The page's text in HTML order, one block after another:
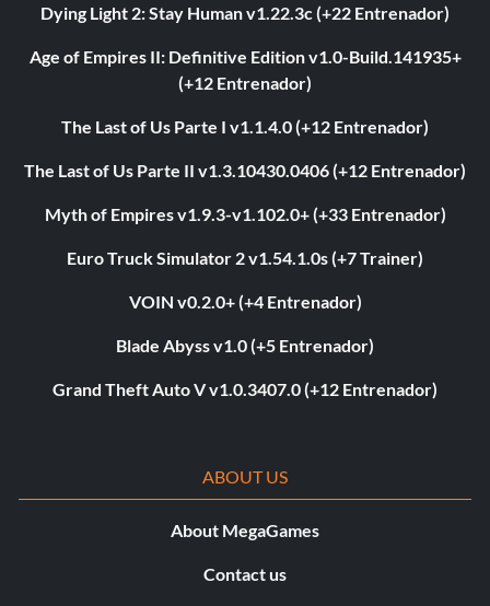
Dying Light 2: Stay Human v1.22.3c (+22 Entrenador)
Age of Empires II: Definitive Edition v1.0-Build.141935+
(+12 Entrenador)
The Last of Us Parte I v1.1.4.0 (+12 Entrenador)
The Last of Us Parte II v1.3.10430.0406 (+12 Entrenador)
Myth of Empires v1.9.3-v1.102.0+ (+33 Entrenador)
Euro Truck Simulator 2 v1.54.1.0s (+7 Trainer)
VOIN v0.2.0+ (+4 Entrenador)
Blade Abyss v1.0 (+5 Entrenador)
Grand Theft Auto V v1.0.3407.0 (+12 Entrenador)
ABOUT US
About MegaGames
Contact us